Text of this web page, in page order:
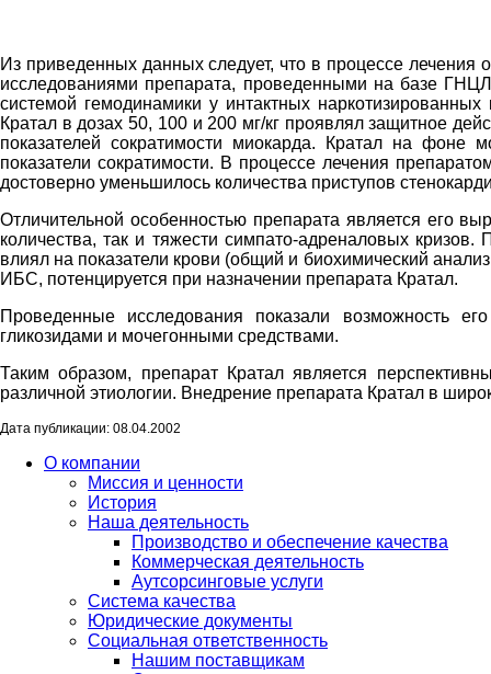
Из приведенных данных следует, что в процессе
исследованиями препарата, проведенными на базе
системой гемодинамики у интактных
Кратал в дозах 50, 100 и 200 мг/кг проявлял защитное
показателей сократимости миокарда. Кратал на фоне
показатели сократимости. В процессе лечения
достоверно уменьшилось количества приступов
Отличительной особенностью препарата является его
количества, так и тяжести симпато-адреналовых
влиял на показатели крови (общий и биохимический
ИБС, потенцируется при назначении препарата Кратал.
Проведенные исследования показали возможность
гликозидами и мочегонными средствами.
Таким образом, препарат Кратал является
различной этиологии. Внедрение препарата Кратал в
Дата публикации: 08.04.2002
О компании
Миссия и ценности
История
Наша деятельность
Производство и обеспечение качества
Коммерческая деятельность
Аутсорсинговые услуги
Система качества
Юридические документы
Социальная ответственность
Нашим поставщикам